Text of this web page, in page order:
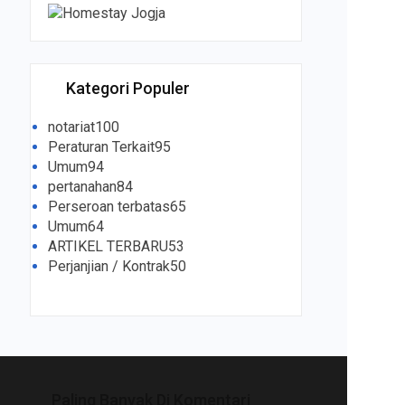
Kategori Populer
notariat100
Peraturan Terkait95
Umum94
pertanahan84
Perseroan terbatas65
Umum64
ARTIKEL TERBARU53
Perjanjian / Kontrak50